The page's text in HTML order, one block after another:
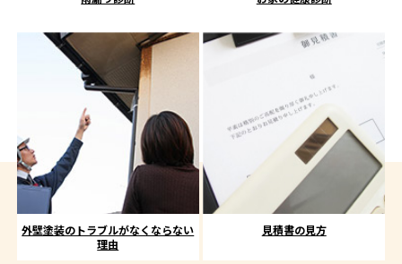
外壁塗装のトラブルがなくならない
理由
見積書の見方